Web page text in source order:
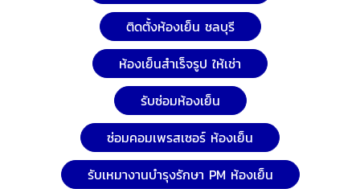
ติดตั้งห้องเย็น ชลบุรี
ห้องเย็นสำเร็จรูป ให้เช่า
รับซ่อมห้องเย็น
ซ่อมคอมเพรสเซอร์ ห้องเย็น
รับเหมางานบำรุงรักษา PM ห้องเย็น